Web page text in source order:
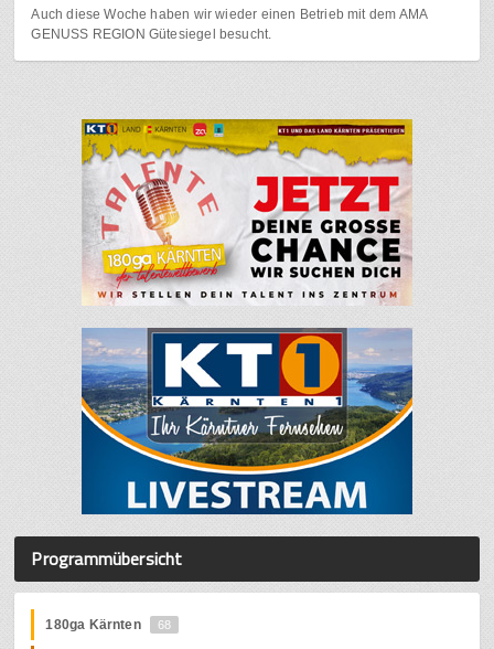
Auch diese Woche haben wir wieder einen Betrieb mit dem AMA
GENUSS REGION Gütesiegel besucht.
Programmübersicht
180ga Kärnten 68